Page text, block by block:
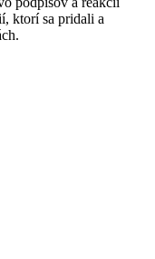
ktorí sa pridali a